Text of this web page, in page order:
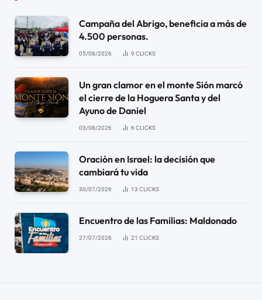
Campaña del Abrigo, beneficia a más de
4.500 personas.
05/08/2026 9 CLICKS
Un gran clamor en el monte Sión marcó
el cierre de la Hoguera Santa y del
Ayuno de Daniel
03/08/2026 6 CLICKS
Oración en Israel: la decisión que
cambiará tu vida
30/07/2026 13 CLICKS
Encuentro de las Familias: Maldonado
27/07/2026 21 CLICKS